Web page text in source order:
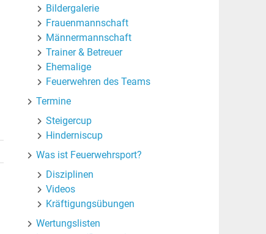
Bildergalerie
Frauenmannschaft
Männermannschaft
Trainer & Betreuer
Ehemalige
Feuerwehren des Teams
Termine
Steigercup
Hinderniscup
Was ist Feuerwehrsport?
Disziplinen
Videos
Kräftigungsübungen
Wertungslisten